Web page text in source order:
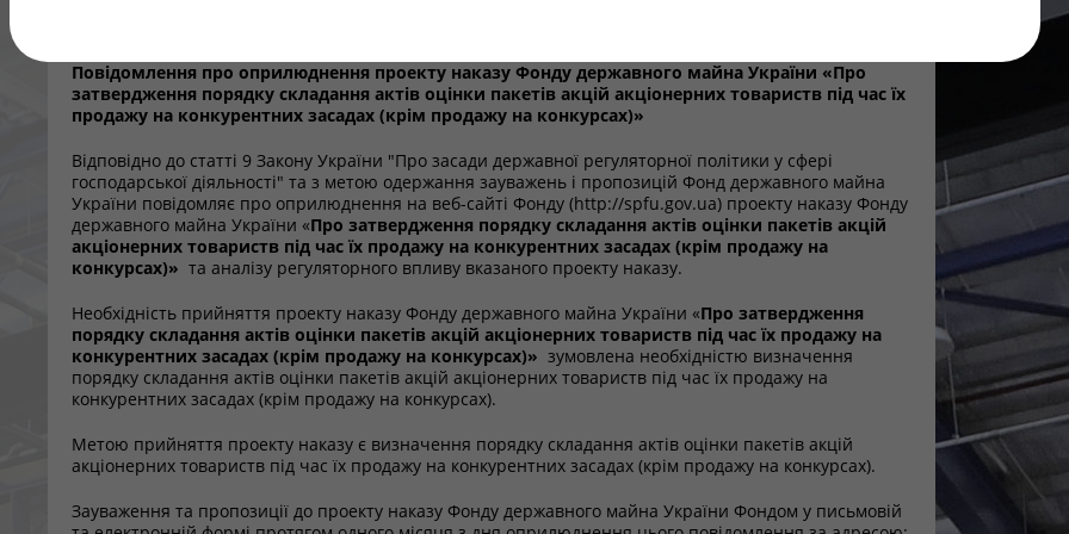
Повідомлення про оприлюднення проекту наказу Фонду державного майна України «Про
затвердження порядку складання актів оцінки пакетів акцій акціонерних товариств під час їх
продажу на конкурентних засадах (крім продажу на конкурсах)»
Відповідно до статті 9 Закону України "Про засади державної регуляторної політики у сфері
господарської діяльності" та з метою одержання зауважень і пропозицій Фонд державного майна
України повідомляє про оприлюднення на веб-сайті Фонду (http://spfu.gov.ua) проекту наказу Фонду
державного майна України «Про затвердження порядку складання актів оцінки пакетів акцій
акціонерних товариств під час їх продажу на конкурентних засадах (крім продажу на
конкурсах)» та аналізу регуляторного впливу вказаного проекту наказу.
Необхідність прийняття проекту наказу Фонду державного майна України «Про затвердження
порядку складання актів оцінки пакетів акцій акціонерних товариств під час їх продажу на
конкурентних засадах (крім продажу на конкурсах)» зумовлена необхідністю визначення
порядку складання актів оцінки пакетів акцій акціонерних товариств під час їх продажу на
конкурентних засадах (крім продажу на конкурсах).
Метою прийняття проекту наказу є визначення порядку складання актів оцінки пакетів акцій
акціонерних товариств під час їх продажу на конкурентних засадах (крім продажу на конкурсах).
Зауваження та пропозиції до проекту наказу Фонду державного майна України Фондом у письмовій